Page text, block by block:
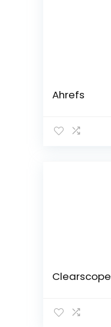
Ahrefs
Clearscope